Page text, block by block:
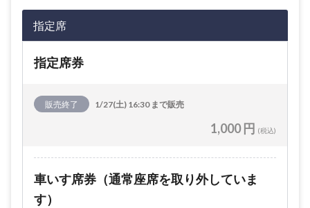
指定席
指定席券
販売終了 1/27(土) 16:30 まで販売
1,000 円 (税込)
車いす席券（通常座席を取り外していま
す）